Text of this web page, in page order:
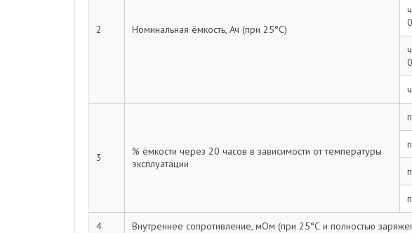
2 Номинальная ёмкость, Ач (при 25°С)
3
% ёмкости через 20 часов в зависимости от температуры
эксплуатации
4 Внутреннее сопротивление, мОм (при 25°С и полностью
ответы. Перед
данных